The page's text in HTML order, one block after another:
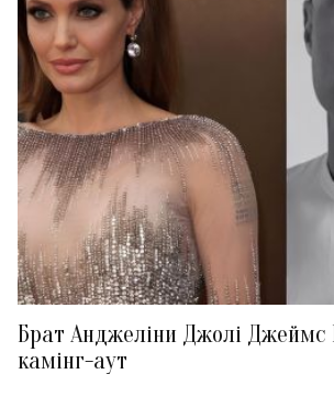
Брат Анджеліни Джолі Джеймс
камінг-аут